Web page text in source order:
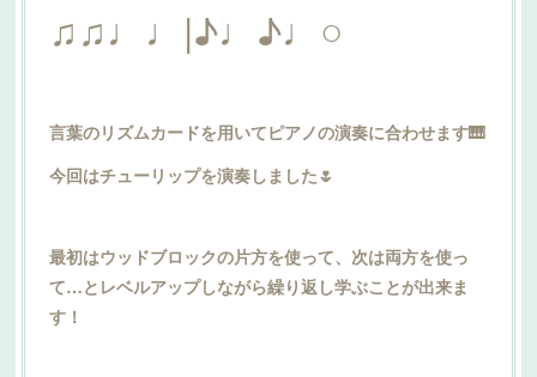
♫♫♩♩|♪♩♪♩○
言葉のリズムカードを用いてピアノの演奏に合わせます🎹
今回はチューリップを演奏しました🌷
最初はウッドブロックの片方を使って、次は両方を使っ
て…とレベルアップしながら繰り返し学ぶことが出来ま
す！